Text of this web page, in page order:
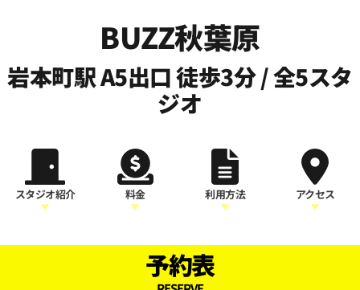
BUZZ秋葉原
岩本町駅 A5出口 徒歩3分 / 全5スタ
ジオ
スタジオ紹介 料金 利用方法 アクセス
予約表